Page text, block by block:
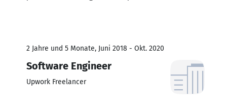
2 Jahre und 5 Monate, Juni 2018 - Okt. 2020
Software Engineer
Upwork Freelancer